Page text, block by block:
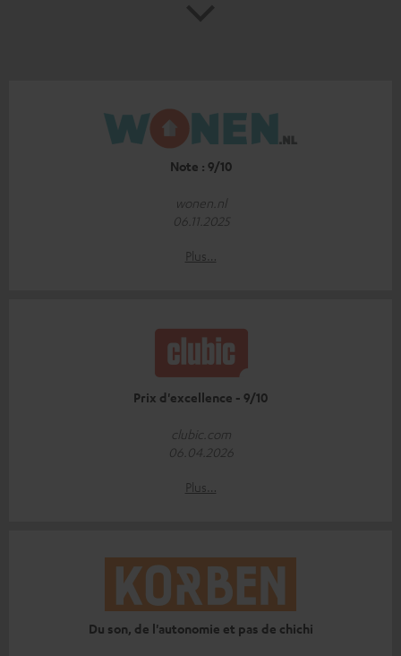
Note : 9/10
wonen.nl
06.11.2025
Plus…
Prix d'excellence - 9/10
clubic.com
06.04.2026
Plus…
Du son, de l'autonomie et pas de chichi